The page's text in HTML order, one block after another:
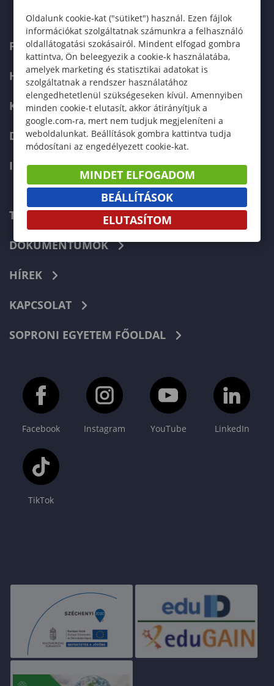
FELVÉTELIZŐKNEK
HALLGATÓKNAK
KÉPZÉSEK
DOKTORI ISKOLA
INTERNATIONAL
TELEFONKÖNYV
DOKUMENTUMOK
HÍREK
KAPCSOLAT
SOPRONI EGYETEM FŐOLDAL
Facebook Instagram YouTube LinkedIn
TikTok
Oldalunk cookie-kat ("sütiket") használ. Ezen fájlok
információkat szolgáltatnak számunkra a felhasználó
oldallátogatási szokásairól. Mindent elfogad gombra
kattintva, Ön beleegyezik a cookie-k használatába,
amelyek marketing és statisztikai adatokat is
szolgáltatnak a rendszer használatához
elengedhetetlenül szükségeseken kívül. Amennyiben
minden cookie-t elutasít, akkor átirányítjuk a
google.com-ra, mert nem tudjuk megjeleníteni a
weboldalunkat. Beállítások gombra kattintva tudja
módosítani az engedélyezett cookie-kat.
MINDET ELFOGADOM
BEÁLLÍTÁSOK
ELUTASÍTOM